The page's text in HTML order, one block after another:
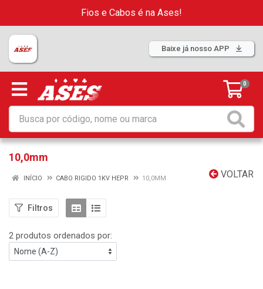
Fios e Cabos é na Ases!
Baixe já nosso APP
0
10,0mm
VOLTAR
INÍCIO CABO RIGIDO 1KV HEPR 10,0MM
Filtros
2 produtos ordenados por: